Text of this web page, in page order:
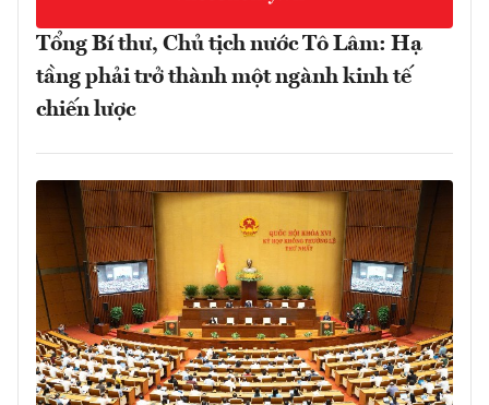
Tổng Bí thư, Chủ tịch nước Tô Lâm: Hạ
tầng phải trở thành một ngành kinh tế
chiến lược